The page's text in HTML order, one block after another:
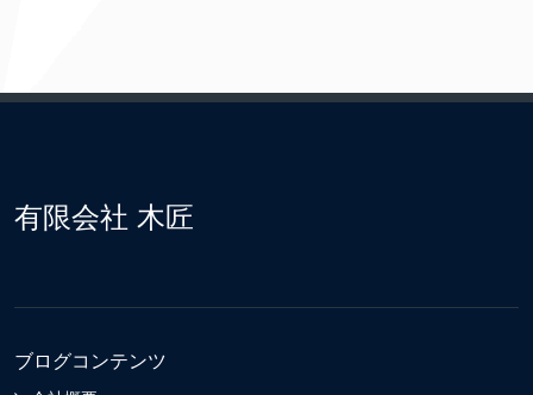
有限会社 木匠
ブログコンテンツ